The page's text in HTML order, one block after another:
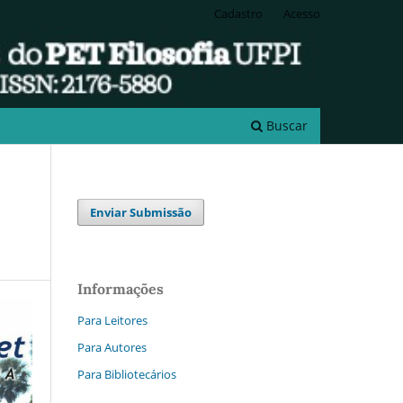
Buscar
Cadastro Acesso
Enviar Submissão
Informações
Para Leitores
Para Autores
Para Bibliotecários